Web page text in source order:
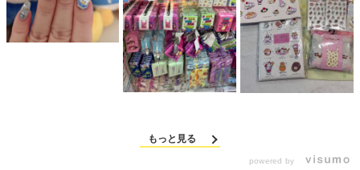
もっと見る
powered by